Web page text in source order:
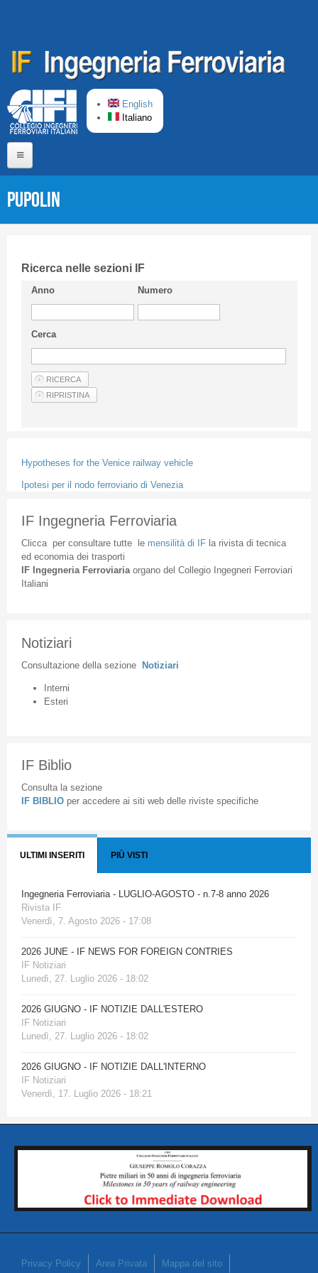
English
Italiano
CIFI in breve
Linee Guida
Privacy Policy
Articoli
PUPOLIN
Ricerca nelle sezioni IF
Anno Numero
Cerca
Hypotheses for the Venice railway vehicle
Ipotesi per il nodo ferroviario di Venezia
IF Ingegneria Ferroviaria
Cliccaper consultare tuttele mensilità di IFla rivista di tecnica
ed economia dei trasporti
IF Ingegneria Ferroviaria organodel Collegio Ingegneri Ferroviari
Italiani
Notiziari
Consultazione della sezione Notiziari
Interni
Esteri
IF Biblio
Consulta la sezione
IF BIBLIO per accedere ai siti web delle riviste specifiche
ULTIMI INSERITI PIÙ VISTI
Ingegneria Ferroviaria - LUGLIO-AGOSTO - n.7-8 anno 2026
Rivista IF
Venerdì, 7. Agosto 2026 - 17:08
2026 JUNE - IF NEWS FOR FOREIGN CONTRIES
IF Notiziari
Lunedì, 27. Luglio 2026 - 18:02
2026 GIUGNO - IF NOTIZIE DALL'ESTERO
IF Notiziari
Lunedì, 27. Luglio 2026 - 18:02
2026 GIUGNO - IF NOTIZIE DALL'INTERNO
IF Notiziari
Venerdì, 17. Luglio 2026 - 18:21
Privacy Policy Area Privata Mappa del sito